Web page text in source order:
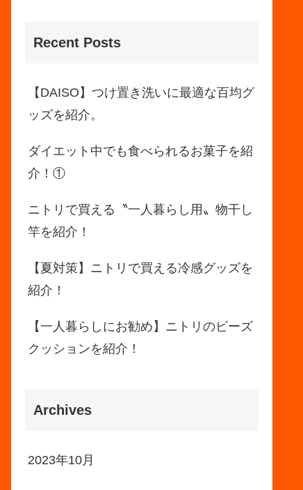
Recent Posts
【DAISO】つけ置き洗いに最適な百均グ
ッズを紹介。
ダイエット中でも食べられるお菓子を紹
介！①
ニトリで買える〝一人暮らし用〟物干し
竿を紹介！
【夏対策】ニトリで買える冷感グッズを
紹介！
【一人暮らしにお勧め】ニトリのビーズ
クッションを紹介！
Archives
2023年10月